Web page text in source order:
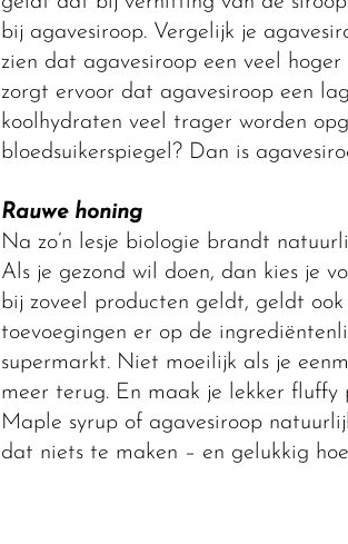
bij agavesiroop. Vergelijk je
zien dat agavesiroop een veel
zorgt ervoor dat agavesiroop een
koolhydraten veel trager worden
bloedsuikerspiegel? Dan is
Rauwe honing
Na zo’n lesje biologie brandt
Als je gezond wil doen, dan kies je
bij zoveel producten geldt, geldt
toevoegingen er op de
supermarkt. Niet moeilijk als je
meer terug. En maak je lekker fluffy
Maple syrup of agavesiroop
dat niets te maken – en gelukkig